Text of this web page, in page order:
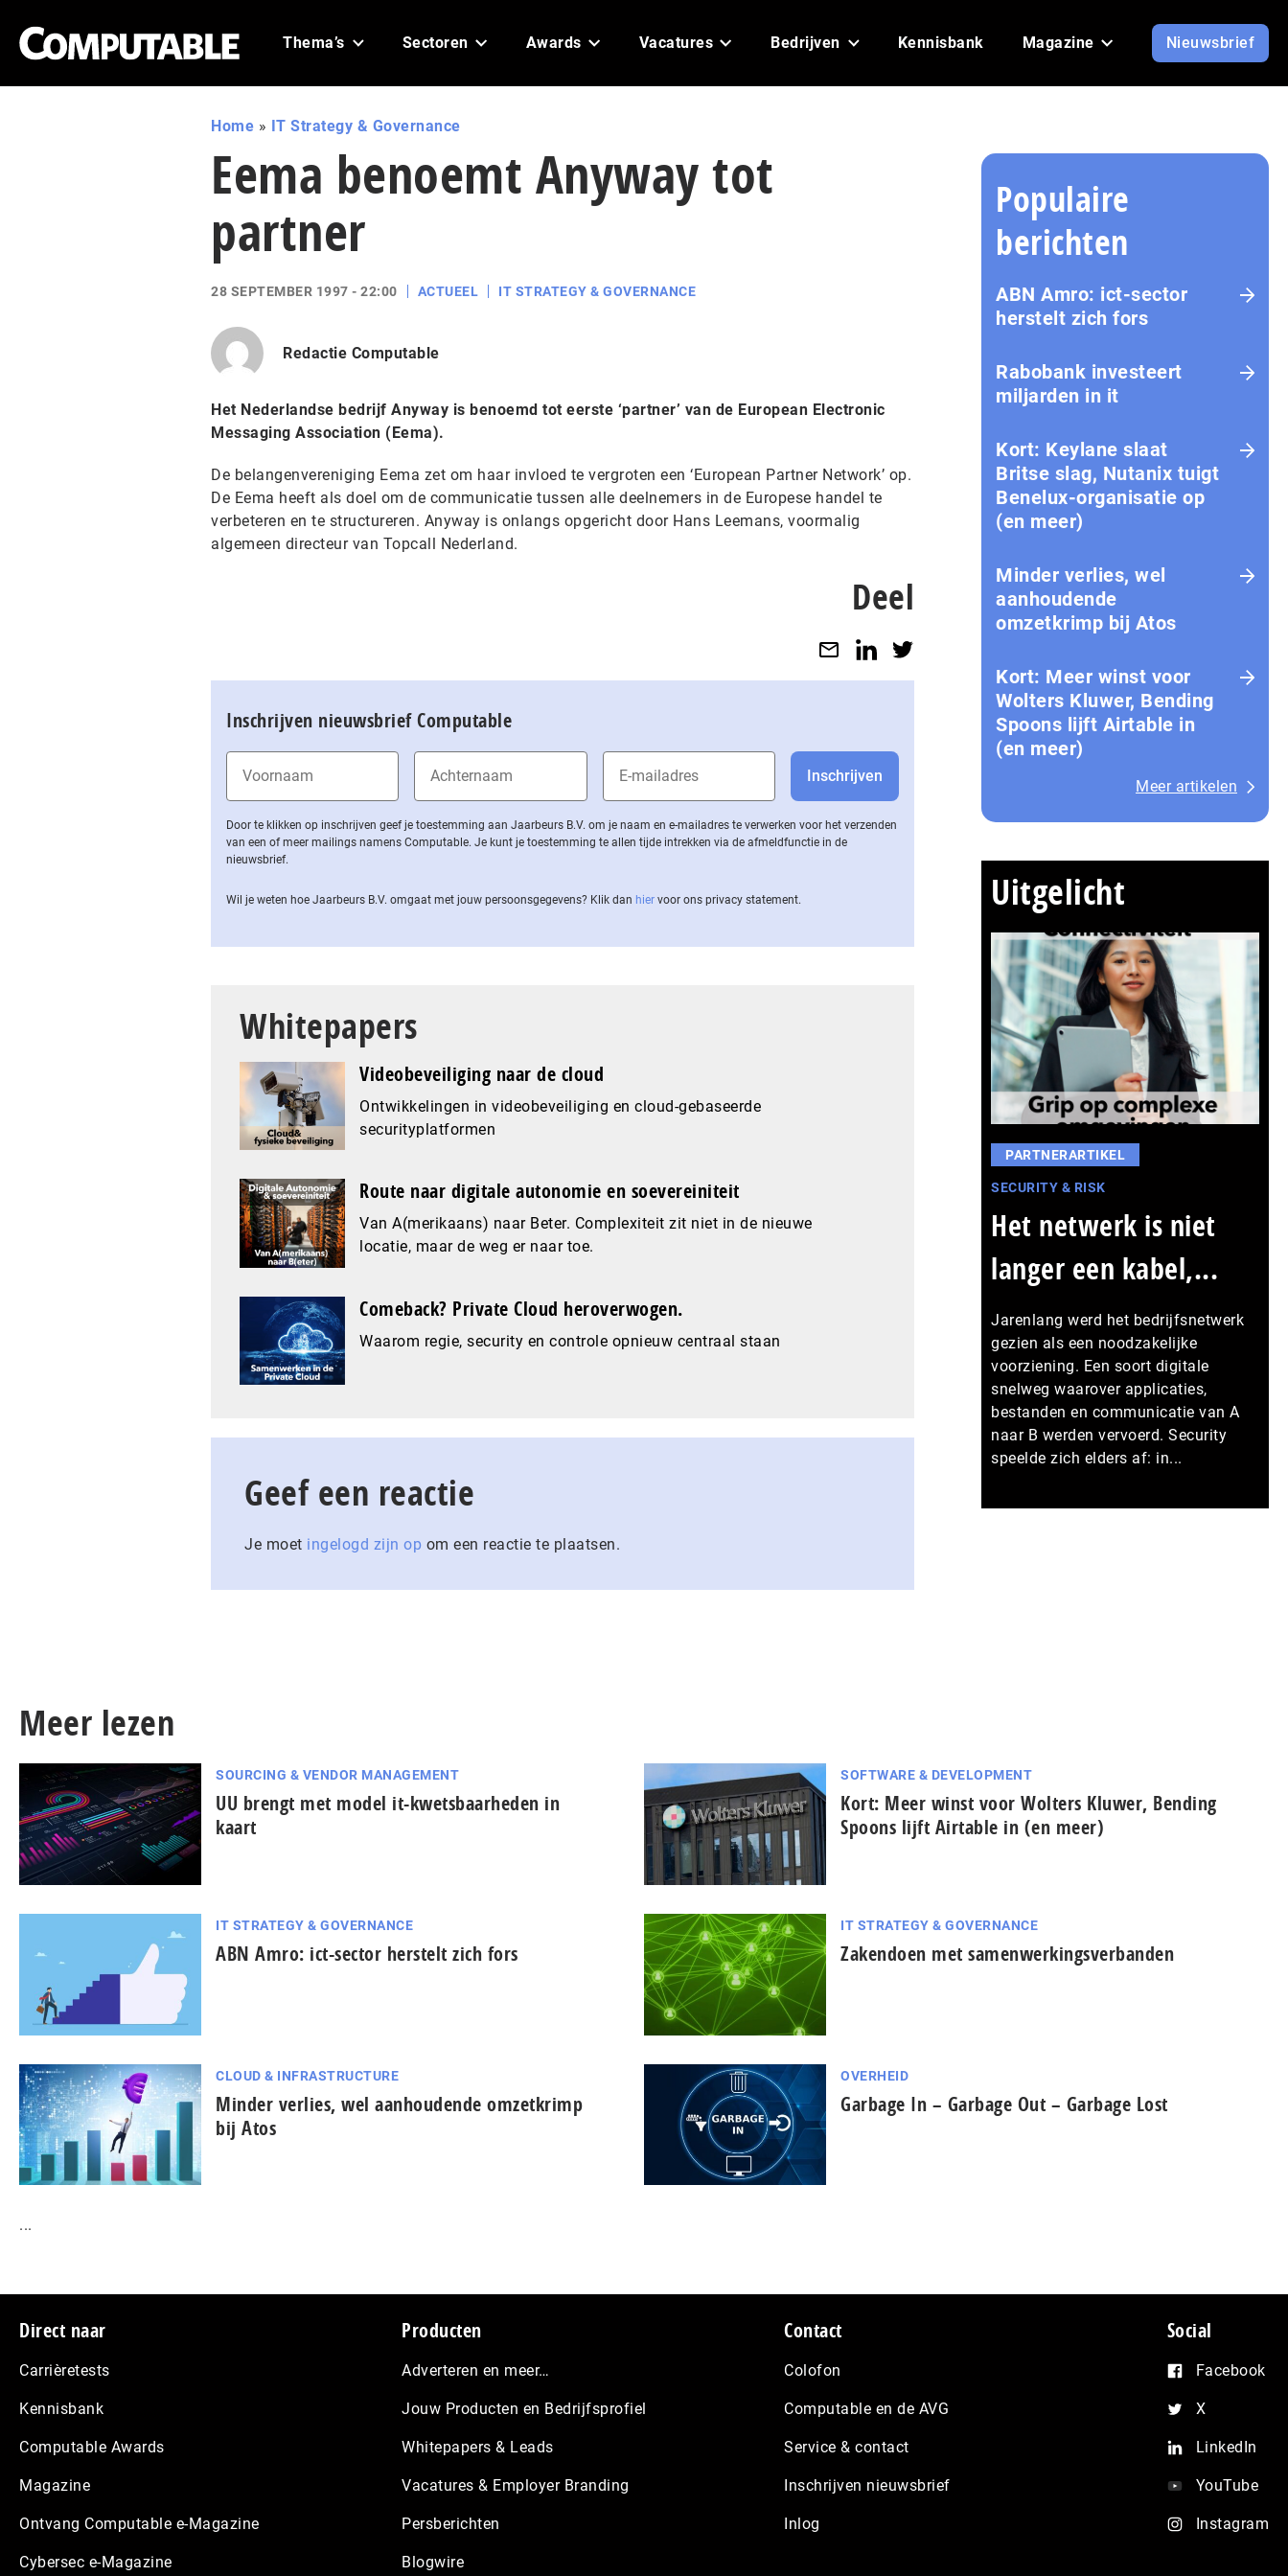
Thema’s Sectoren Awards Vacatures Bedrijven Kennisbank Magazine Nieuwsbrief
Home » IT Strategy & Governance
Eema benoemt Anyway tot
partner
28 SEPTEMBER 1997 - 22:00 ACTUEEL IT STRATEGY & GOVERNANCE
Redactie Computable
Het Nederlandse bedrijf Anyway is benoemd tot eerste ‘partner’ van de European Electronic
Messaging Association (Eema).
De belangenvereniging Eema zet om haar invloed te vergroten een ‘European Partner Network’ op.
De Eema heeft als doel om de communicatie tussen alle deelnemers in de Europese handel te
verbeteren en te structureren. Anyway is onlangs opgericht door Hans Leemans, voormalig
algemeen directeur van Topcall Nederland.
Deel
Inschrijven nieuwsbrief Computable
Door te klikken op inschrijven geef je toestemming aan Jaarbeurs B.V. om je naam en e-mailadres te verwerken voor het verzenden
van een of meer mailings namens Computable. Je kunt je toestemming te allen tijde intrekken via de af­meld­func­tie in de
nieuwsbrief.
Wil je weten hoe Jaarbeurs B.V. omgaat met jouw per­soons­ge­ge­vens? Klik dan hier voor ons privacy statement.
Whitepapers
Videobeveiliging naar de cloud
Ontwikkelingen in videobeveiliging en cloud-gebaseerde
securityplatformen
Route naar digitale autonomie en soevereiniteit
Van A(merikaans) naar Beter. Complexiteit zit niet in de nieuwe
locatie, maar de weg er naar toe.
Comeback? Private Cloud heroverwogen.
Waarom regie, security en controle opnieuw centraal staan
Geef een reactie
Je moet ingelogd zijn op om een reactie te plaatsen.
Populaire
berichten
ABN Amro: ict-sector
herstelt zich fors
Rabobank investeert
miljarden in it
Kort: Keylane slaat
Britse slag, Nutanix tuigt
Benelux-organisatie op
(en meer)
Minder verlies, wel
aanhoudende
omzetkrimp bij Atos
Kort: Meer winst voor
Wolters Kluwer, Bending
Spoons lijft Airtable in
(en meer)
Meer artikelen
Uitgelicht
PARTNERARTIKEL
SECURITY & RISK
Het netwerk is niet
langer een kabel,...
Jarenlang werd het bedrijfsnetwerk
gezien als een noodzakelijke
voorziening. Een soort digitale
snelweg waarover applicaties,
bestanden en communicatie van A
naar B werden vervoerd. Security
speelde zich elders af: in...
Meer lezen
SOURCING & VENDOR MANAGEMENT
UU brengt met model it-kwetsbaarheden in
kaart
SOFTWARE & DEVELOPMENT
Kort: Meer winst voor Wolters Kluwer, Bending
Spoons lijft Airtable in (en meer)
IT STRATEGY & GOVERNANCE
ABN Amro: ict-sector herstelt zich fors
IT STRATEGY & GOVERNANCE
Zakendoen met samenwerkingsverbanden
CLOUD & INFRASTRUCTURE
Minder verlies, wel aanhoudende omzetkrimp
bij Atos
OVERHEID
Garbage In – Garbage Out – Garbage Lost
...
Footer
Direct naar
Carrièretests
Kennisbank
Computable Awards
Magazine
Ontvang Computable e-Magazine
Cybersec e-Magazine
Producten
Adverteren en meer…
Jouw Producten en Bedrijfsprofiel
Whitepapers & Leads
Vacatures & Employer Branding
Persberichten
Blogwire
Contact
Colofon
Computable en de AVG
Service & contact
Inschrijven nieuwsbrief
Inlog
Social
Facebook
X
LinkedIn
YouTube
Instagram